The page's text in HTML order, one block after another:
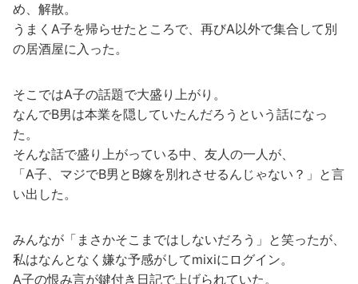
め、解散。
うまくA子を帰らせたところで、再びA以外で集合して別
の居酒屋に入った。
そこではA子の話題で大盛り上がり。
なんでB男は本業を隠していたんだろうという話になっ
た。
そんな話で盛り上がっている中、友人の一人が、
「A子、マジでB男とB嫁を別れさせるんじゃない？」と言
い出した。
みんなが「まさかそこまではしないだろう」と笑ったが、
私はなんとなく嫌な予感がしてmixiにログイン。
A子の恨み言が鍵付き日記で上げられていた。